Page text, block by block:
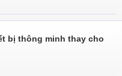
bị thông minh thay cho